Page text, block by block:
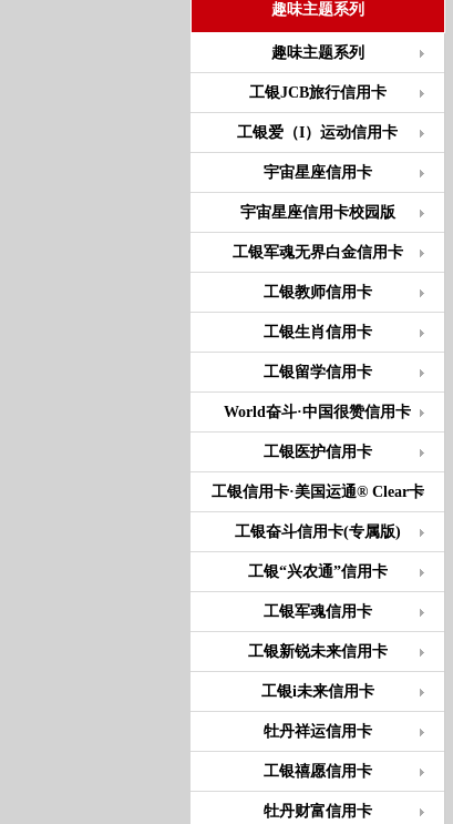
趣味主题系列
趣味主题系列
工银JCB旅行信用卡
工银爱（I）运动信用卡
宇宙星座信用卡
宇宙星座信用卡校园版
工银军魂无界白金信用卡
工银教师信用卡
工银生肖信用卡
工银留学信用卡
World奋斗·中国很赞信用卡
工银医护信用卡
工银信用卡·美国运通® Clear卡
工银奋斗信用卡(专属版)
工银“兴农通”信用卡
工银军魂信用卡
工银新锐未来信用卡
工银i未来信用卡
牡丹祥运信用卡
工银禧愿信用卡
牡丹财富信用卡